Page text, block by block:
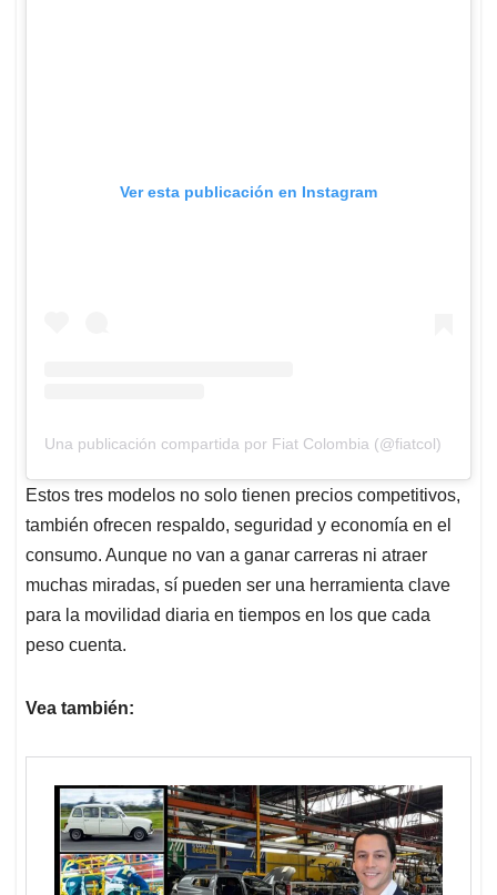
Ver esta publicación en Instagram
Una publicación compartida por Fiat Colombia (@fiatcol)
Estos tres modelos no solo tienen precios competitivos,
también ofrecen respaldo, seguridad y economía en el
consumo. Aunque no van a ganar carreras ni atraer
muchas miradas, sí pueden ser una herramienta clave
para la movilidad diaria en tiempos en los que cada
peso cuenta.
Vea también: